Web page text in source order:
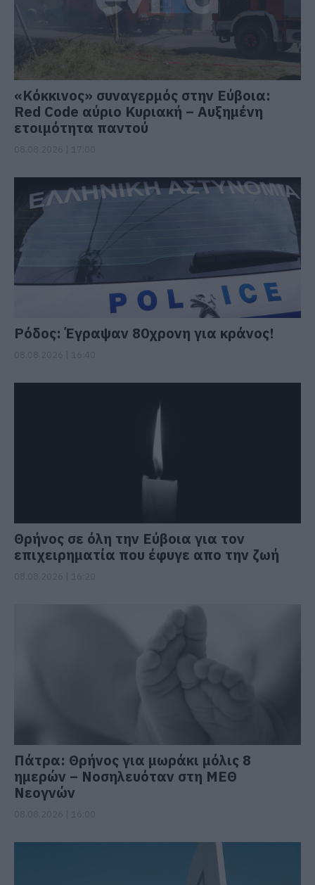
«Κόκκινος» συναγερμός στην Εύβοια:
Red Code αύριο Κυριακή – Αυξημένη
ετοιμότητα παντού
Ρόδος: Έγραψαν 80χρονη για κράνος!
Θρήνος σε όλη την Εύβοια για τον
επιχειρηματία που έφυγε απο την ζωή
Πάτρα: Θρήνος για μωράκι μόλις 8
ημερών – Νοσηλευόταν στη ΜΕΘ
Νεογνών